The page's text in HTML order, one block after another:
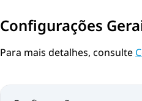
Configurações
Para mais detalhes, consulte